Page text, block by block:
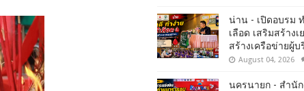
น่าน - เปิดอบรม
เลือด เสริมสร้าง
สร้างเครือข่ายผู้
August 04, 2026
นครนายก - สำนั